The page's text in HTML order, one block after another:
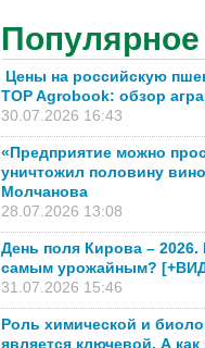
Популярное
Цены на российскую
TOP Agrobook: обзор
30.07.2026 16:43
«Предприятие можно
уничтожил половину
Молчанова
28.07.2026 13:08
День поля Кирова – 2026.
самым урожайным?
31.07.2026 15:46
Роль химической и
является ключевой. А